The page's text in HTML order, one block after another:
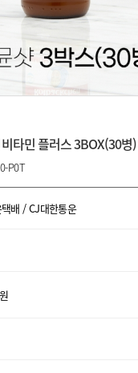
타민 플러스 3BOX(30병)
P0T
배 / CJ대한통운